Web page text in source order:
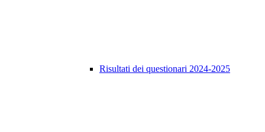
Risultati dei questionari 2024-2025